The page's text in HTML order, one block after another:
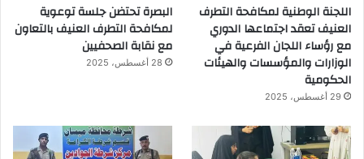
اللجنة الوطنية لمكافحة التطرف
العنيف تعقد اجتماعها الدوري
مع رؤساء اللجان الفرعية في
الوزارات والمؤسسات والهيئات
الحكومية
29 أغسطس، 2025
البصرة تحتضن جلسة توعوية
لمكافحة التطرف العنيف بالتعاون
مع نقابة الصحفيين
28 أغسطس، 2025